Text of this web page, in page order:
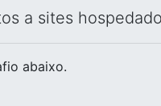
a sites
abaixo.